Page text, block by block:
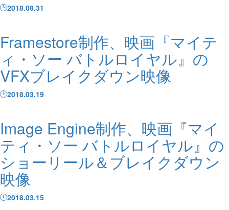
2018.08.31
Framestore制作、映画『マイテ
ィ・ソー バトルロイヤル』の
VFXブレイクダウン映像
2018.03.19
Image Engine制作、映画『マイ
ティ・ソー バトルロイヤル』の
ショーリール＆ブレイクダウン
映像
2018.03.15